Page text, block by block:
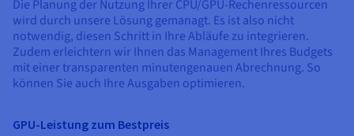
Preise
Verfügbarkeit nach Regionen
Dokumentation
Roadmap und Changelog
Monitoring
Roadmap und Changelog
Dokumentation
Roadmap und Changelog
Roadmap und Changelog
Roadmap und Changelog
Die Planung der Nutzung Ihrer CPU/GPU-Rechenressourcen
wird durch unsere Lösung gemanagt. Es ist also nicht
notwendig, diesen Schritt in Ihre Abläufe zu integrieren.
Zudem erleichtern wir Ihnen das Management Ihres Budgets
mit einer transparenten minutengenauen Abrechnung. So
können Sie auch Ihre Ausgaben optimieren.
GPU-Leistung zum Bestpreis